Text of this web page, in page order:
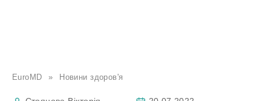
EuroMD » Новини здоров'я